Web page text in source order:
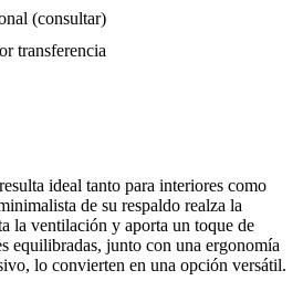
(consultar)
transferencia
ideal tanto para interiores como
de su respaldo realza la
la ventilación y aporta un toque de
equilibradas, junto con una ergonomía
lo convierten en una opción versátil.